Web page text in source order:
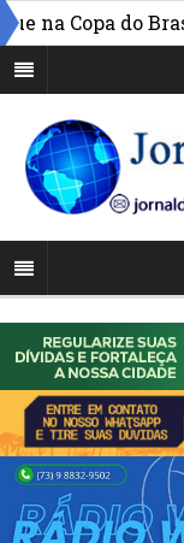
Copa do Brasil »